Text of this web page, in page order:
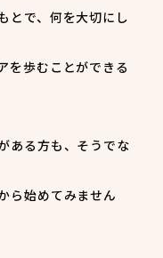
とで、何を大切にし
を歩むことができる
ある方も、そうでな
ら始めてみません